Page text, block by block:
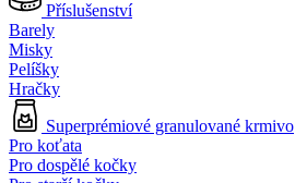
Příslušenství
Barely
Misky
Pelíšky
Hračky
Superprémiové granulované krmivo
Pro koťata
Pro dospělé kočky